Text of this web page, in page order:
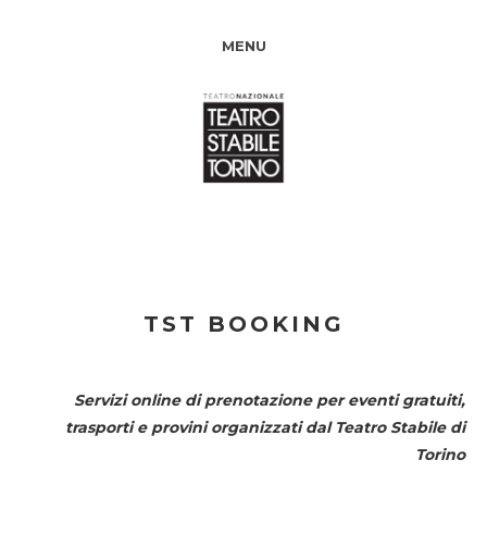
MENU
TST BOOKING
Servizi online di prenotazione per eventi gratuiti,
trasporti e provini organizzati dal Teatro Stabile di
Torino